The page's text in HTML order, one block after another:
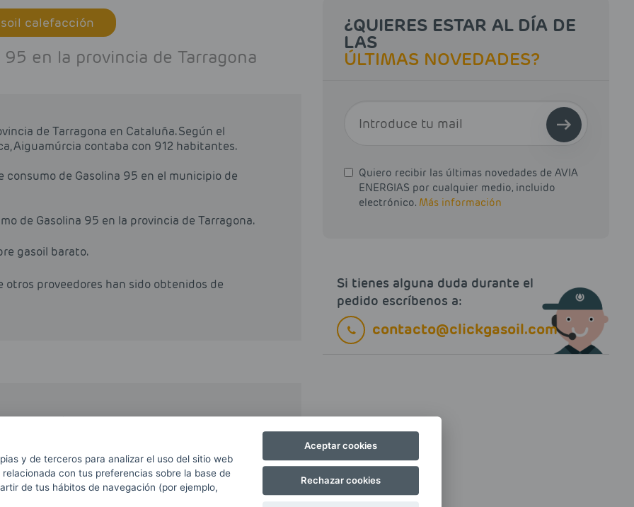
calefacción
en la provincia de Tarragona
de Tarragona en Cataluña. Según el
Aiguamúrcia contaba con 912 habitantes.
consumo de Gasolina 95 en el municipio de
de Gasolina 95 en la provincia de Tarragona.
gasoil barato.
otros proveedores han sido obtenidos de
los vehículos no comerciales en España. Su
incentiva su uso, si bien es cierto que en
a las gasolinas respecto a los gasóleos
gasóleo y diésel, y ayuda a mantener limpios
¿QUIERES ESTAR AL DÍA DE
LAS
ÚLTIMAS NOVEDADES?
Quiero recibir las últimas novedades de AVIA
ENERGIAS por cualquier medio, incluido
electrónico. Más información
Si tienes alguna duda durante el
pedido escríbenos a:
contacto@clickgasoil.com
y de terceros para analizar el uso del sitio web
con tus preferencias sobre la base de
de tus hábitos de navegación (por ejemplo,
Aceptar cookies
Rechazar cookies